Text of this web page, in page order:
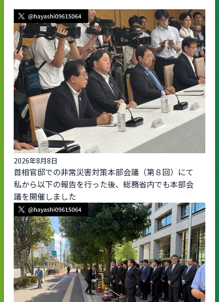
2026年8月8日
首相官邸での非常災害対策本部会議（第８回）にて
私から以下の報告を行った後、総務省内でも本部会
議を開催しました